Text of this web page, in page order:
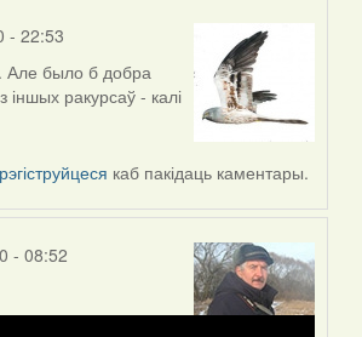
- 22:53
Але было б добра
іншых ракурсаў - калі
каб пакідаць каментары.
- 08:52